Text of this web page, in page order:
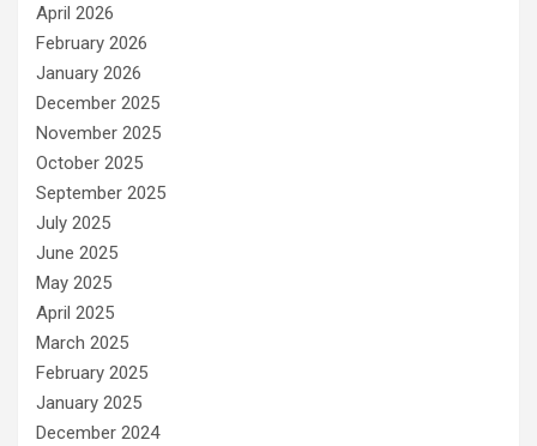
April 2026
February 2026
January 2026
December 2025
November 2025
October 2025
September 2025
July 2025
June 2025
May 2025
April 2025
March 2025
February 2025
January 2025
December 2024